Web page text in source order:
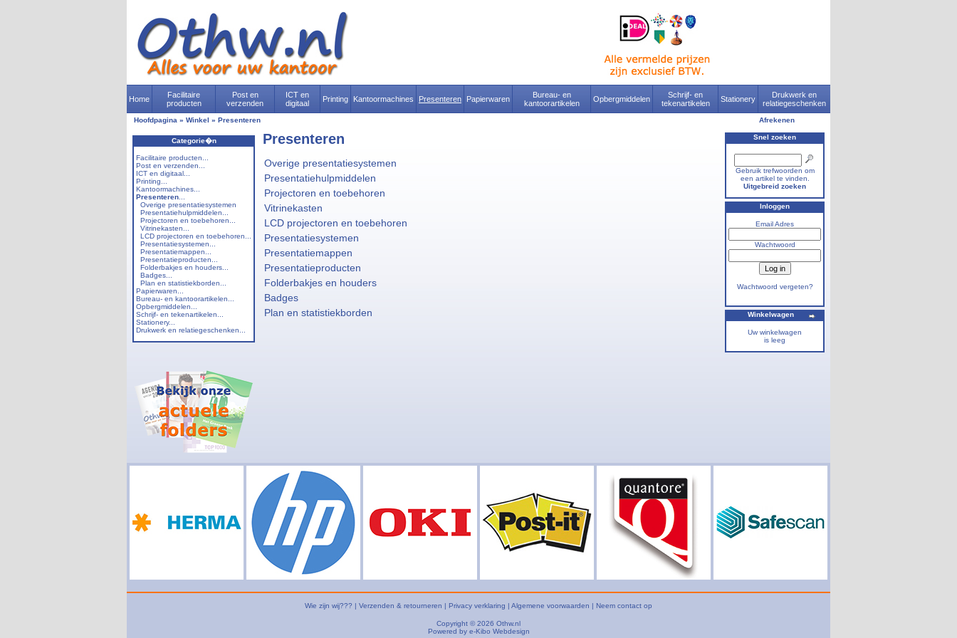
Home
Facilitaire
producten
Post en
verzenden
ICT en
digitaal
Printing Kantoormachines Presenteren Papierwaren
Bureau- en
kantoorartikelen
Opbergmiddelen
Schrijf- en
tekenartikelen
Stationery
Drukwerk en
relatiegeschenken
Hoofdpagina » Winkel » Presenteren Afrekenen
Categorie�n
Facilitaire producten...
Post en verzenden...
ICT en digitaal...
Printing...
Kantoormachines...
Presenteren
Overige presentatiesystemen
Presentatiehulpmiddelen...
Projectoren en toebehoren...
Vitrinekasten...
LCD projectoren en toebehoren...
Presentatiesystemen...
Presentatiemappen...
Presentatieproducten...
Folderbakjes en houders...
Badges...
Plan en statistiekborden...
Papierwaren...
Bureau- en kantoorartikelen...
Opbergmiddelen...
Schrijf- en tekenartikelen...
Stationery...
Drukwerk en relatiegeschenken...
Presenteren
Overige presentatiesystemen
Presentatiehulpmiddelen
Projectoren en toebehoren
Vitrinekasten
LCD projectoren en toebehoren
Presentatiesystemen
Presentatiemappen
Presentatieproducten
Folderbakjes en houders
Badges
Plan en statistiekborden
Snel zoeken
Gebruik trefwoorden om
een artikel te vinden.
Uitgebreid zoeken
Inloggen
Email Adres
Wachtwoord
Wachtwoord vergeten?
Winkelwagen
Uw winkelwagen
is leeg
Wie zijn wij??? | Verzenden & retourneren | Privacy verklaring | Algemene voorwaarden | Neem contact op
Copyright © 2026 Othw.nl
Powered by e-Kibo Webdesign